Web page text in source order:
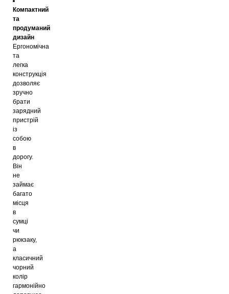
Компактний
та
продуманий
дизайн
Ергономічна
та
легка
конструкція
дозволяє
зручно
брати
зарядний
пристрій
із
собою
в
дорогу.
Він
не
займає
багато
місця
в
сумці
чи
рюкзаку,
а
класичний
чорний
колір
гармонійно